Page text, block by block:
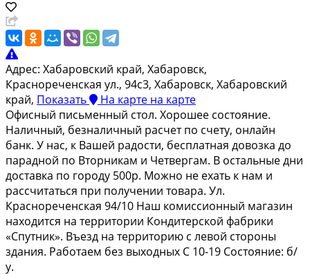
Адрес: Хабаровский край, Хабаровск,
Краснореченская ул., 94с3, Хабаровск, Хабаровский
край, Показать На карте на карте
Офисный письменный стол. Хорошее состояние.
Наличный, безналичный расчет по счету, онлайн
банк. У нас, к Вашей радости, бесплатная довозка до
парадной по Вторникам и Четвергам. В остальные дни
доставка по городу 500р. Можно не ехать к нам и
рассчитаться при получении товара. Ул.
Краснореченская 94/10 Наш комиссионный магазин
находится на территории Кондитерской фабрики
«Спутник». Въезд на территорию с левой стороны
здания. Работаем без выходных С 10-19 Состояние: б/
у.